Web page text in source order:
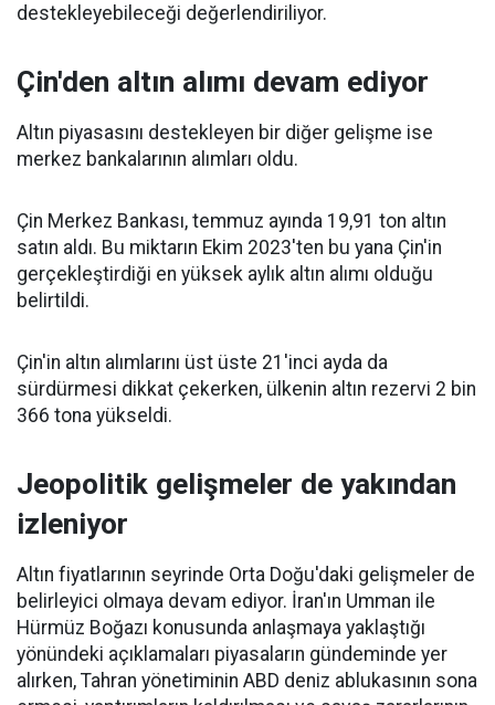
destekleyebileceği değerlendiriliyor.
Çin'den altın alımı devam ediyor
Altın piyasasını destekleyen bir diğer gelişme ise
merkez bankalarının alımları oldu.
Çin Merkez Bankası, temmuz ayında 19,91 ton altın
satın aldı. Bu miktarın Ekim 2023'ten bu yana Çin'in
gerçekleştirdiği en yüksek aylık altın alımı olduğu
belirtildi.
Çin'in altın alımlarını üst üste 21'inci ayda da
sürdürmesi dikkat çekerken, ülkenin altın rezervi 2 bin
366 tona yükseldi.
Jeopolitik gelişmeler de yakından
izleniyor
Altın fiyatlarının seyrinde Orta Doğu'daki gelişmeler de
belirleyici olmaya devam ediyor. İran'ın Umman ile
Hürmüz Boğazı konusunda anlaşmaya yaklaştığı
yönündeki açıklamaları piyasaların gündeminde yer
alırken, Tahran yönetiminin ABD deniz ablukasının sona